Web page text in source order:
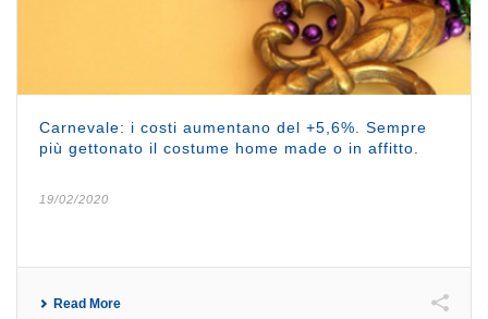
Carnevale: i costi aumentano del +5,6%. Sempre
più gettonato il costume home made o in affitto.
19/02/2020
Read More